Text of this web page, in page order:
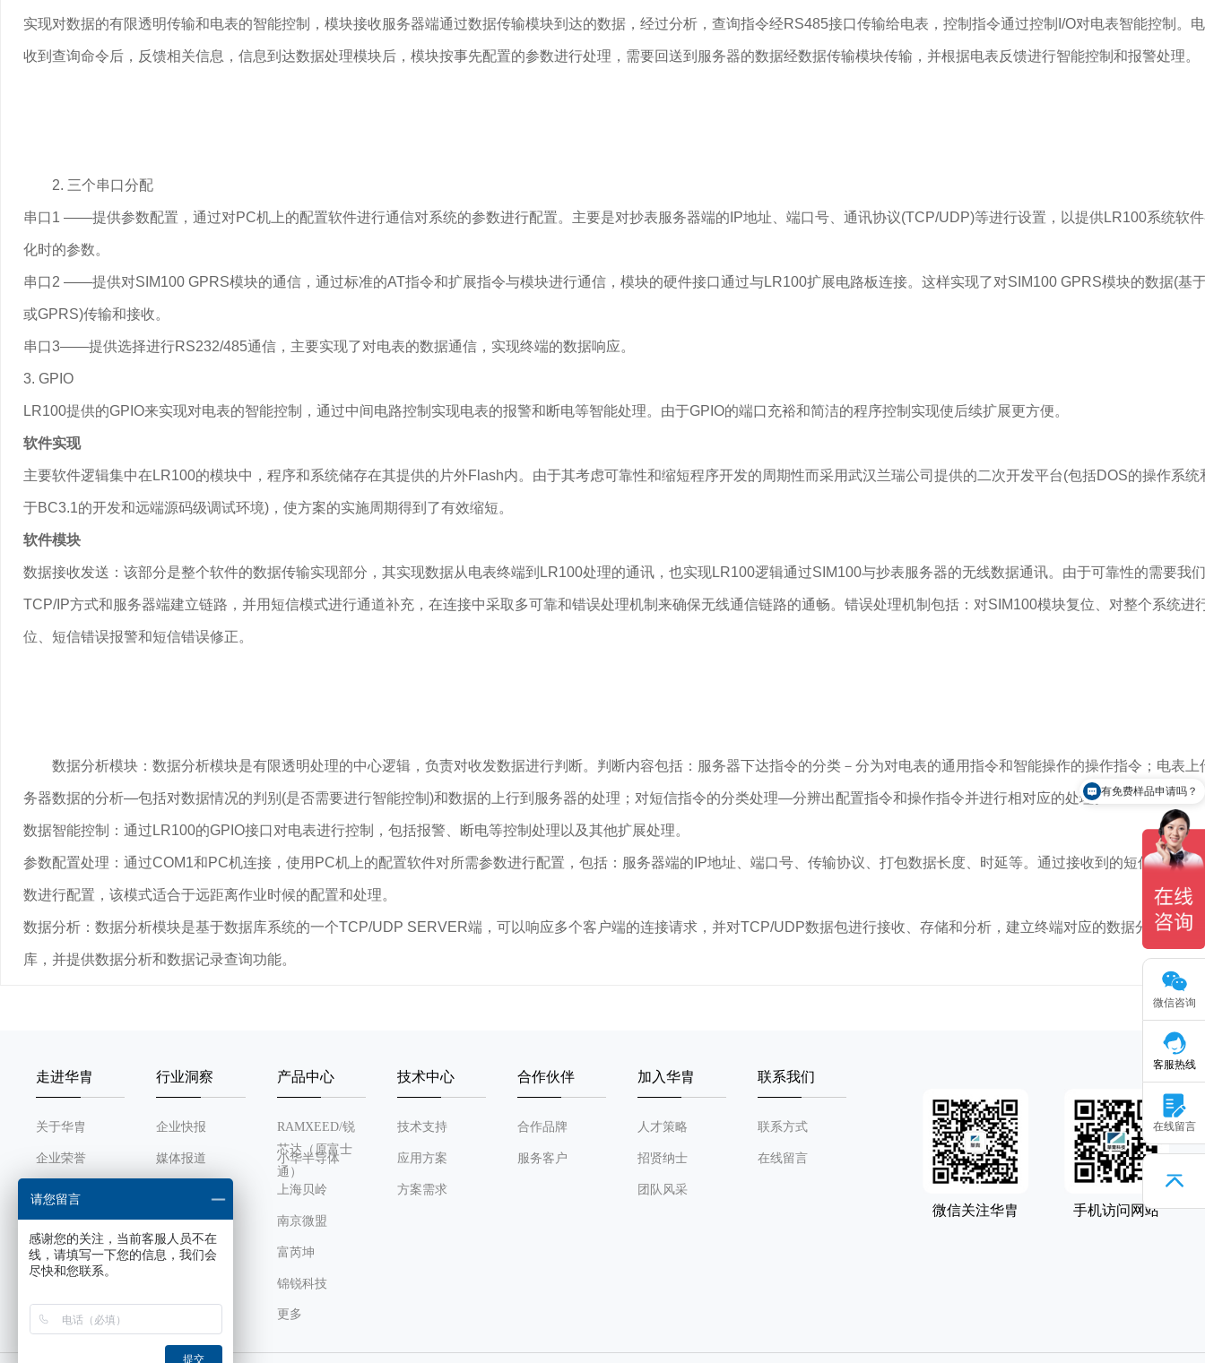
实现对数据的有限透明传输和电表的智能控制，模块接收服务器端通过数据传输模块到达的数据，经过分析，查询指令经RS485接口传输给电表，控制指令通过控制I/O对电表智能控制。
收到查询命令后，反馈相关信息，信息到达数据处理模块后，模块按事先配置的参数进行处理，需要回送到服务器的数据经数据传输模块传输，并根据电表反馈进行智能控制和报警处理。
2. 三个串口分配
串口1 ——提供参数配置，通过对PC机上的配置软件进行通信对系统的参数进行配置。主要是对抄表服务器端的IP地址、端口号、通讯协议(TCP/UDP)等进行设置，以提供LR100系统软
化时的参数。
串口2 ——提供对SIM100 GPRS模块的通信，通过标准的AT指令和扩展指令与模块进行通信，模块的硬件接口通过与LR100扩展电路板连接。这样实现了对SIM100 GPRS模块的数据(基
或GPRS)传输和接收。
串口3——提供选择进行RS232/485通信，主要实现了对电表的数据通信，实现终端的数据响应。
3. GPIO
LR100提供的GPIO来实现对电表的智能控制，通过中间电路控制实现电表的报警和断电等智能处理。由于GPIO的端口充裕和简洁的程序控制实现使后续扩展更方便。
软件实现
主要软件逻辑集中在LR100的模块中，程序和系统储存在其提供的片外Flash内。由于其考虑可靠性和缩短程序开发的周期性而采用武汉兰瑞公司提供的二次开发平台(包括DOS的操作系统
于BC3.1的开发和远端源码级调试环境)，使方案的实施周期得到了有效缩短。
软件模块
数据接收发送：该部分是整个软件的数据传输实现部分，其实现数据从电表终端到LR100处理的通讯，也实现LR100逻辑通过SIM100与抄表服务器的无线数据通讯。由于可靠性的需要我
TCP/IP方式和服务器端建立链路，并用短信模式进行通道补充，在连接中采取多可靠和错误处理机制来确保无线通信链路的通畅。错误处理机制包括：对SIM100模块复位、对整个系统进
位、短信错误报警和短信错误修正。
数据分析模块：数据分析模块是有限透明处理的中心逻辑，负责对收发数据进行判断。判断内容包括：服务器下达指令的分类－分为对电表的通用指令和智能操作的操作指令；电表上
务器数据的分析—包括对数据情况的判别(是否需要进行智能控制)和数据的上行到服务器的处理；对短信指令的分类处理—分辨出配置指令和操作指令并进行相对应的处理。
数据智能控制：通过LR100的GPIO接口对电表进行控制，包括报警、断电等控制处理以及其他扩展处理。
参数配置处理：通过COM1和PC机连接，使用PC机上的配置软件对所需参数进行配置，包括：服务器端的IP地址、端口号、传输协议、打包数据长度、时延等。通过接收到的短信配置命
数进行配置，该模式适合于远距离作业时候的配置和处理。
数据分析：数据分析模块是基于数据库系统的一个TCP/UDP SERVER端，可以响应多个客户端的连接请求，并对TCP/UDP数据包进行接收、存储和分析，建立终端对应的数据分析、记
库，并提供数据分析和数据记录查询功能。
走进华胄
关于华胄
企业荣誉
发展历程
组织架构
企业文化
行业洞察
企业快报
媒体报道
产品中心
RAMXEED/锐
芯达（原富士
通）
小华半导体
上海贝岭
南京微盟
富芮坤
锦锐科技
芯感智
更多
技术中心
技术支持
应用方案
方案需求
合作伙伴
合作品牌
服务客户
加入华胄
人才策略
招贤纳士
团队风采
联系我们
联系方式
在线留言
微信关注华胄 手机访问网站
微信咨询
客服热线
在线留言
有免费样品申请吗？
请您留言
感谢您的关注，当前客服人员不在
线，请填写一下您的信息，我们会
尽快和您联系。
提交